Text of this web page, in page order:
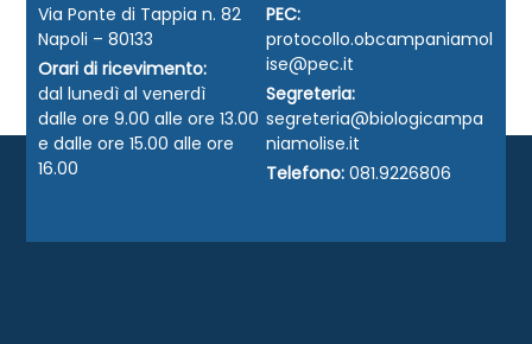
Via Ponte di Tappia n. 82
Napoli – 80133
Orari di ricevimento:
dal lunedì al venerdì
dalle ore 9.00 alle ore 13.00
e dalle ore 15.00 alle ore
16.00
PEC:
protocollo.obcampaniamol
ise@pec.it
Segreteria:
segreteria@biologicampa
niamolise.it
Telefono: 081.9226806